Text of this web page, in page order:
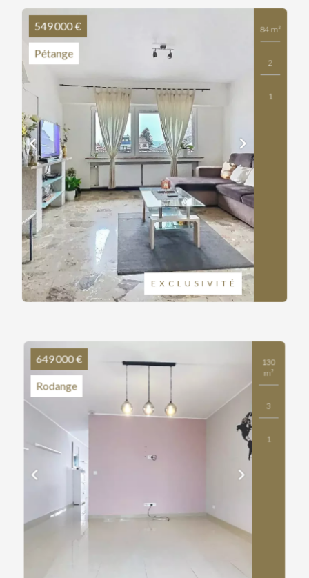
549 000 €
Pétange
84 m²
2
1
EXCLUSIVITÉ
649 000 €
Rodange
130
m²
3
1